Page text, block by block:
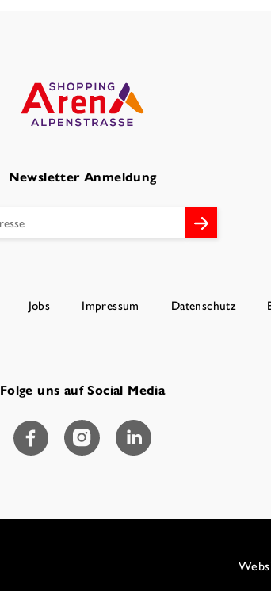
Newsletter Anmeldung
Jobs Impressum Datenschutz
Folge uns auf Social Media